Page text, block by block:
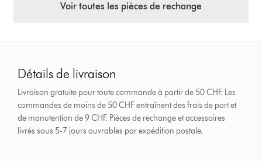
Voir toutes les pièces de rechange
Détails de livraison
Livraison gratuite pour toute commande à partir de 50 CHF. Les
commandes de moins de 50 CHF entraînent des frais de port et
de manutention de 9 CHF. Pièces de rechange et accessoires
livrés sous 5-7 jours ouvrables par expédition postale.